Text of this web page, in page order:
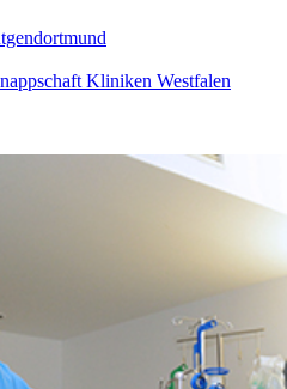
Kliniken Westfalen